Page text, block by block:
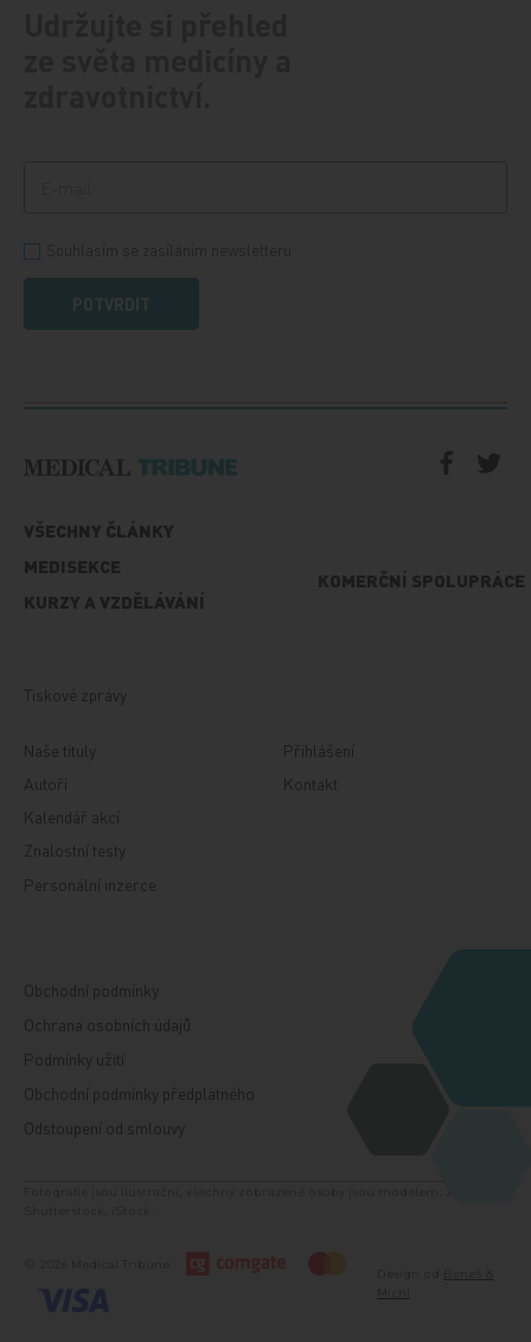
POTVRDIT
VŠECHNY ČLÁNKY
MEDISEKCE
KURZY A VZDĚLÁVÁNÍ
KOMERČNÍ SPOLUPRÁCE
Tiskové zprávy
Naše tituly
Autoři
Kalendář akcí
Znalostní testy
Personální inzerce
Přihlášení
Kontakt
Obchodní podmínky
Ochrana osobních údajů
Podmínky užití
Obchodní podmínky předplatného
Odstoupení od smlouvy